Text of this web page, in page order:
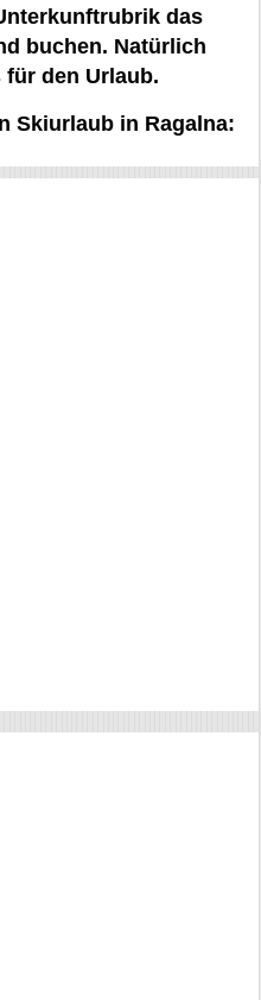
das
buchen. Natürlich
den Urlaub.
Skiurlaub in Ragalna: